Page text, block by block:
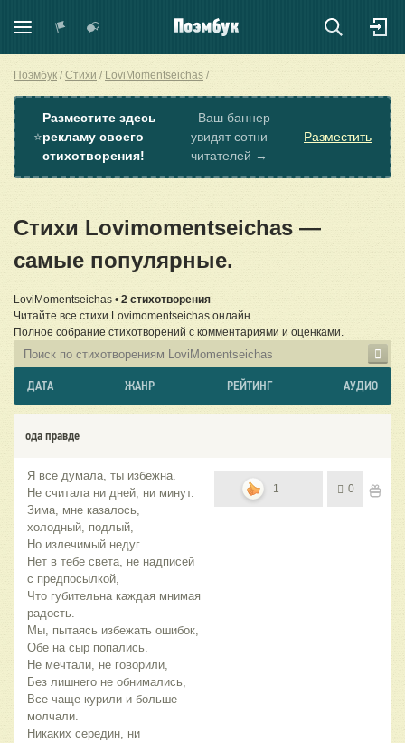
Поэмбук Стихи LoviMomentseichas
⭐
Разместите здесь
рекламу своего
стихотворения!
Ваш баннер
увидят сотни
читателей →
Разместить
Стихи Lovimomentseichas —
самые популярные.
LoviMomentseichas • 2 стихотворения
Читайте все стихи Lovimomentseichas онлайн.
Полное собрание стихотворений с комментариями и оценками.
ДАТА ЖАНР РЕЙТИНГ АУДИО
ода правде
Я все думала, ты избежна.
Не считала ни дней, ни минут.
Зима, мне казалось,
холодный, подлый,
Но излечимый недуг.
Нет в тебе света, не надписей
с предпосылкой,
Что губительна каждая мнимая
радость.
Мы, пытаясь избежать ошибок,
Обе на сыр попались.
Не мечтали, не говорили,
Без лишнего не обнимались,
Все чаще курили и больше
молчали.
Никаких середин, ни
1 0